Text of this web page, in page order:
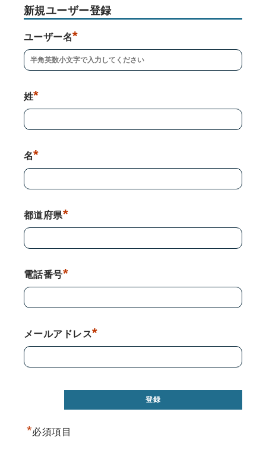
新規ユーザー登録
ユーザー名*
姓*
名*
都道府県*
電話番号*
メールアドレス*
*必須項目